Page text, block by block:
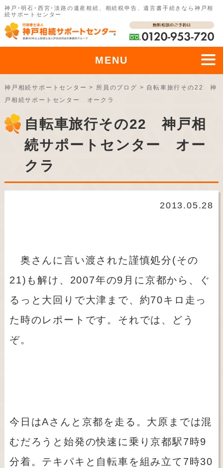
神戸･明石･西宮･淡路の遺産相続、相続税申告、遺言書手続きなら神戸相
続サポートセンター
MENU
神戸相続サポートセンター > 所員のブログ > 自転車旅行その22 神
戸相続サポートセンター オークラ
自転車旅行その22 神戸相
続サポートセンター オー
クラ
2013.05.28
奥さんに言い渡された謹慎処分(その
21)も解け、2007年の9月に京都から、ぐ
るっと大回りで大津まで、約70キロ走っ
た時のレポートです。それでは、どう
ぞ。
今日はAさんと京都を走る。大原までは混
むだろうと始発の快速に乗り京都駅7時9
分着。テキパキと自転車を組み立て7時30